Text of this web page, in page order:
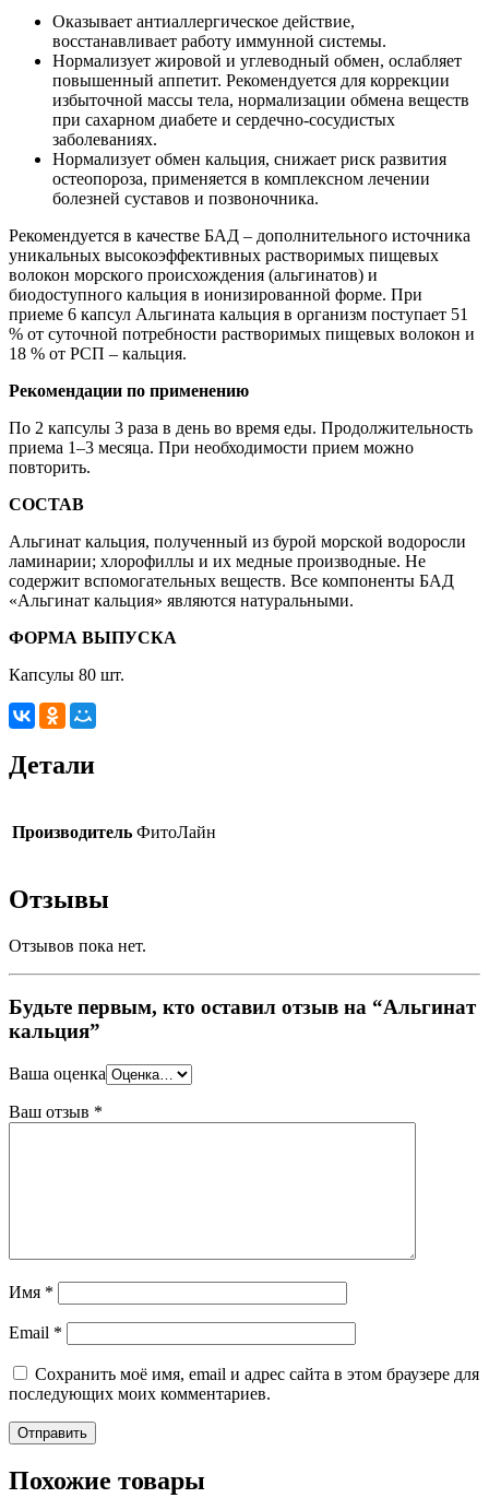
Оказывает антиаллергическое действие,
восстанавливает работу иммунной системы.
Нормализует жировой и углеводный обмен, ослабляет
повышенный аппетит. Рекомендуется для коррекции
избыточной массы тела, нормализации обмена веществ
при сахарном диабете и сердечно-сосудистых
заболеваниях.
Нормализует обмен кальция, снижает риск развития
остеопороза, применяется в комплексном лечении
болезней суставов и позвоночника.
Рекомендуется в качестве БАД – дополнительного источника
уникальных высокоэффективных растворимых пищевых
волокон морского происхождения (альгинатов) и
биодоступного кальция в ионизированной форме. При
приеме 6 капсул Альгината кальция в организм поступает 51
% от суточной потребности растворимых пищевых волокон и
18 % от РСП – кальция.
Рекомендации по применению
По 2 капсулы 3 раза в день во время еды. Продолжительность
приема 1–3 месяца. При необходимости прием можно
повторить.
СОСТАВ
Альгинат кальция, полученный из бурой морской водоросли
ламинарии; хлорофиллы и их медные производные. Не
содержит вспомогательных веществ. Все компоненты БАД
«Альгинат кальция» являются натуральными.
ФОРМА ВЫПУСКА
Капсулы 80 шт.
Детали
Производитель ФитоЛайн
Отзывы
Отзывов пока нет.
Будьте первым, кто оставил отзыв на “Альгинат
кальция”
Ваша оценка
Ваш отзыв *
Имя *
Email *
Сохранить моё имя, email и адрес сайта в этом браузере для
последующих моих комментариев.
Похожие товары